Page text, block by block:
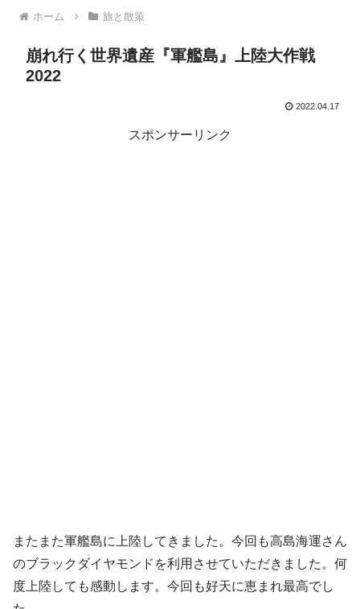
ホーム 旅と散策
崩れ行く世界遺産『軍艦島』上陸大作戦
2022
2022.04.17
スポンサーリンク
またまた軍艦島に上陸してきました。今回も高島海運さん
のブラックダイヤモンドを利用させていただきました。何
度上陸しても感動します。今回も好天に恵まれ最高でし